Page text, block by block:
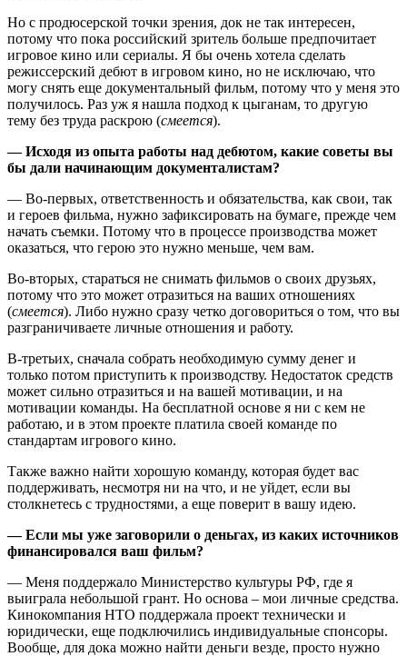
Но с продюсерской точки зрения, док не так интересен,
потому что пока российский зритель больше предпочитает
игровое кино или сериалы. Я бы очень хотела сделать
режиссерский дебют в игровом кино, но не исключаю, что
могу снять еще документальный фильм, потому что у меня это
получилось. Раз уж я нашла подход к цыганам, то другую
тему без труда раскрою (смеется).
— Исходя из опыта работы над дебютом, какие советы вы
бы дали начинающим документалистам?
— Во-первых, ответственность и обязательства, как свои, так
и героев фильма, нужно зафиксировать на бумаге, прежде чем
начать съемки. Потому что в процессе производства может
оказаться, что герою это нужно меньше, чем вам.
Во-вторых, стараться не снимать фильмов о своих друзьях,
потому что это может отразиться на ваших отношениях
(смеется). Либо нужно сразу четко договориться о том, что вы
разграничиваете личные отношения и работу.
В-третьих, сначала собрать необходимую сумму денег и
только потом приступить к производству. Недостаток средств
может сильно отразиться и на вашей мотивации, и на
мотивации команды. На бесплатной основе я ни с кем не
работаю, и в этом проекте платила своей команде по
стандартам игрового кино.
Также важно найти хорошую команду, которая будет вас
поддерживать, несмотря ни на что, и не уйдет, если вы
столкнетесь с трудностями, а еще поверит в вашу идею.
— Если мы уже заговорили о деньгах, из каких источников
финансировался ваш фильм?
— Меня поддержало Министерство культуры РФ, где я
выиграла небольшой грант. Но основа – мои личные средства.
Кинокомпания НТО поддержала проект технически и
юридически, еще подключились индивидуальные спонсоры.
Вообще, для дока можно найти деньги везде, просто нужно